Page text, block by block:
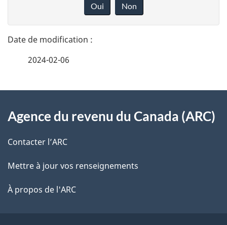
t
d
u
d
o
t
a
l
s
l
a
n
o
t
r
e
é
t
Oui Non
2024-02-06
propos
de
ce
site
Agence du revenu du Canada (ARC)
Contacter l’ARC
Mettre à jour vos renseignements
À propos de l'ARC